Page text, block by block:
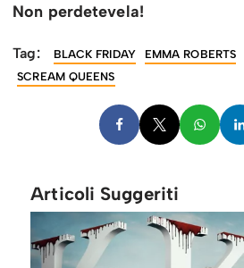
Non perdetevela!
Tag: BLACK FRIDAY EMMA ROBERTS
SCREAM QUEENS
Articoli Suggeriti